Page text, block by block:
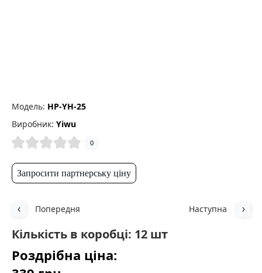
Модель: HP-YH-25
Виробник: Yiwu
0
Запросити партнерську ціну
Попередня Наступна
Кількість в коробці: 12 шт
Роздрібна ціна: